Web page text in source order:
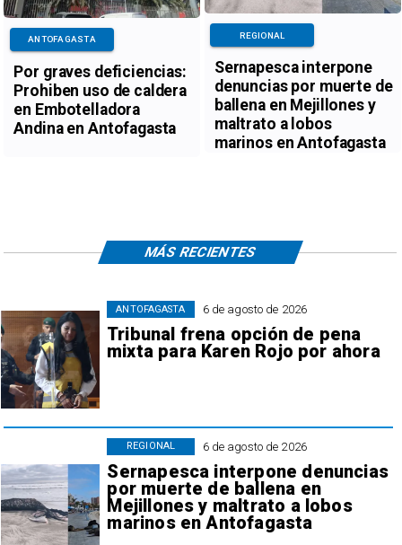
Por graves deficiencias:
Prohiben uso de caldera
en Embotelladora
Andina en Antofagasta
ANTOFAGASTA
Sernapesca interpone
denuncias por muerte de
ballena en Mejillones y
maltrato a lobos
marinos en Antofagasta
REGIONAL
6 de agosto de 2026
Tribunal frena opción de pena
mixta para Karen Rojo por ahora
ANTOFAGASTA
6 de agosto de 2026
Sernapesca interpone denuncias
por muerte de ballena en
Mejillones y maltrato a lobos
marinos en Antofagasta
REGIONAL
MÁS RECIENTES